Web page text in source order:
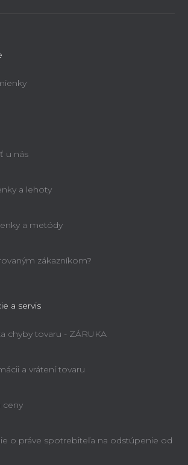
u nás
a lehoty
a metódy
zákazníkom?
a servis
chyby tovaru - ZÁRUKA
a vrátení tovaru
ceny
o práve spotrebiteľa na odstúpenie od